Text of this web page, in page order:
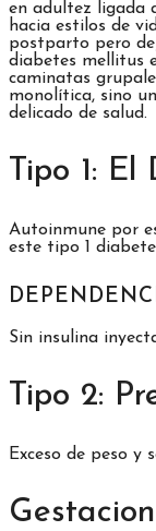
en adultez ligada
hacia estilos de
postparto pero
diabetes mellitus
caminatas
monolítica, sino
delicado de salud.
Tipo 1:
Autoinmune por
este tipo 1
Sin insulina
Tipo 2:
Exceso de peso